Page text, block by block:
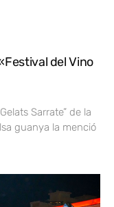
del Vino
Sarrate” de la
guanya la menció